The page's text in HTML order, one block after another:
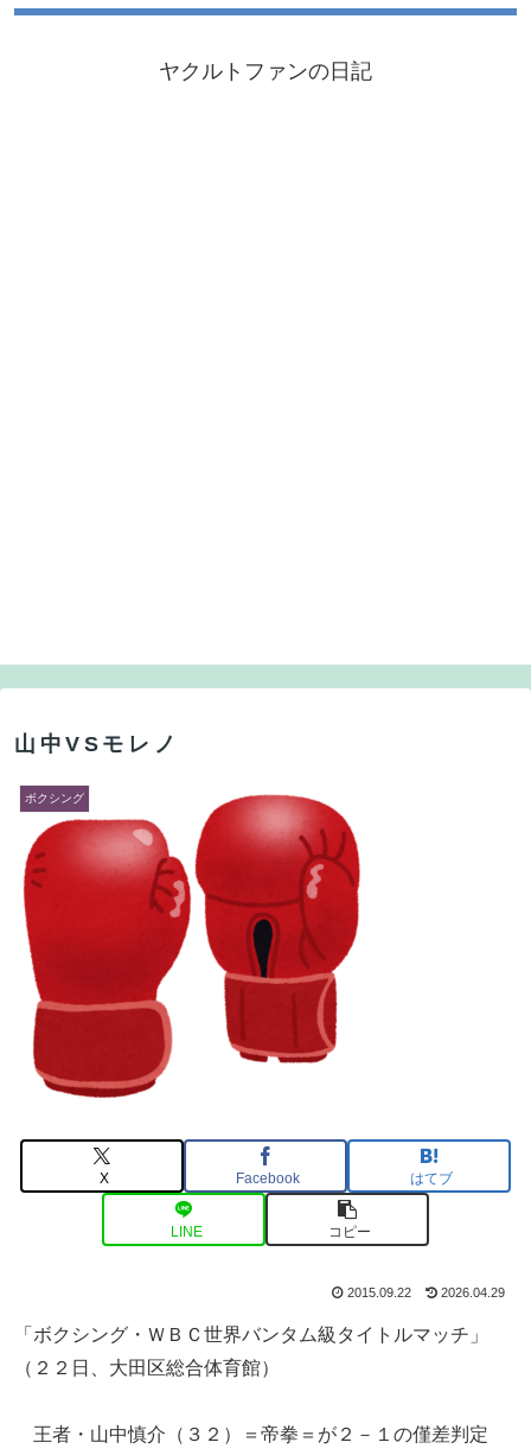
ヤクルトファンの日記
山中VSモレノ
ボクシング
X Facebook はてブ
LINE コピー
2015.09.22 2026.04.29
「ボクシング・ＷＢＣ世界バンタム級タイトルマッチ」
（２２日、大田区総合体育館）
王者・山中慎介（３２）＝帝拳＝が２－１の僅差判定